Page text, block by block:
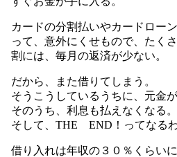
カードの分割払いやカードロー
って、意外にくせもので、たく
割には、毎月の返済が少ない。
だから、また借りてしまう。
そうこうしているうちに、元金
そのうち、利息も払えなくなる。
そして、THE END！ってなるわ
借り入れは年収の３０％くらい